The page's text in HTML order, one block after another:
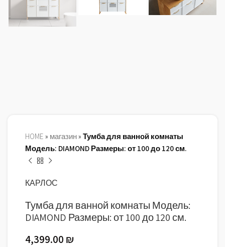
HOME » магазин» Тумба для ванной комнаты
Модель: DIAMOND Размеры: от 100 до 120 см.
КАРЛОС
Тумба для ванной комнаты Модель:
DIAMOND Размеры: от 100 до 120 см.
4,399.00 ₪